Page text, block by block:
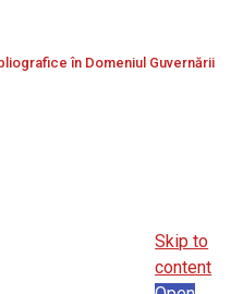
în Domeniul Guvernării
Skip to
content